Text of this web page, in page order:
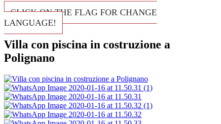
CLICK ON THE FLAG FOR CHANGE
LANGUAGE!
Villa con piscina in costruzione a
Polignano